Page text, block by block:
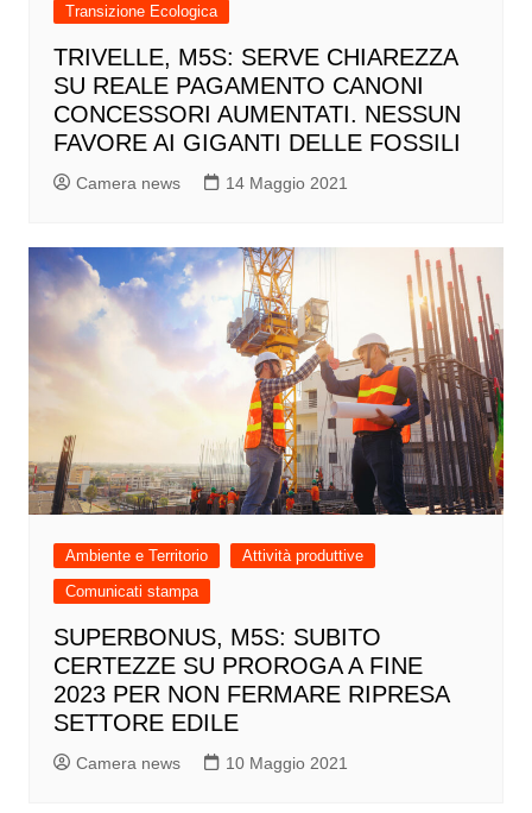
Transizione Ecologica
TRIVELLE, M5S: SERVE CHIAREZZA
SU REALE PAGAMENTO CANONI
CONCESSORI AUMENTATI. NESSUN
FAVORE AI GIGANTI DELLE FOSSILI
Camera news 14 Maggio 2021
Ambiente e Territorio
Attività produttive
Comunicati stampa
SUPERBONUS, M5S: SUBITO
CERTEZZE SU PROROGA A FINE
2023 PER NON FERMARE RIPRESA
SETTORE EDILE
Camera news 10 Maggio 2021